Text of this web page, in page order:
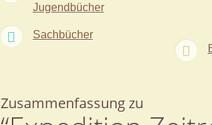
Jugendbücher
Sachbücher
Zusammenfassung zu